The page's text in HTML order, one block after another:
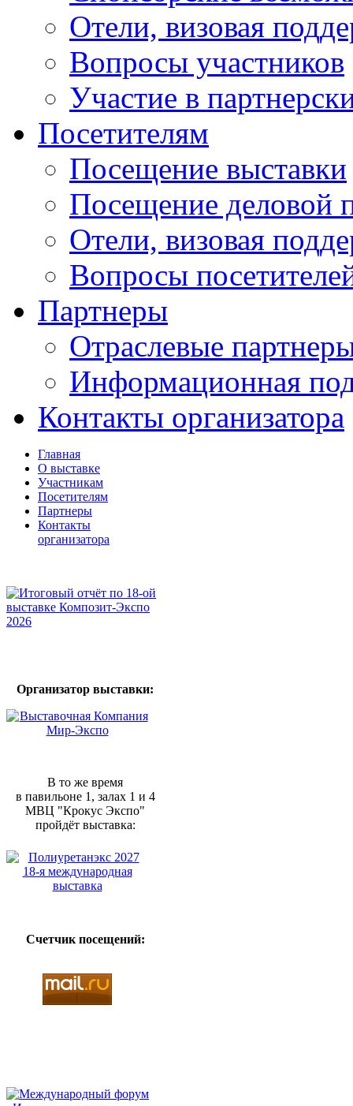
Отели, визовая
Вопросы участников
Участие в
Посетителям
Посещение выставки
Посещение деловой
Отели, визовая
Вопросы
Партнеры
Отраслевые
Информационная
Контакты организатора
Главная
О выставке
Участникам
Посетителям
Партнеры
Контакты
организатора
Организатор выставки:
В то же время
в павильоне 1, залах 1 и 4
МВЦ "Крокус Экспо"
пройдёт выставка:
Счетчик посещений: